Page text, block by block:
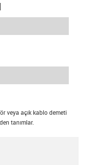
veya açık kablo demeti
tanımlar.